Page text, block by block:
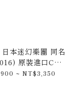
本迷幻樂團 同名
原裝進口CD /
膠唱片 Limited
~ NT$3,350